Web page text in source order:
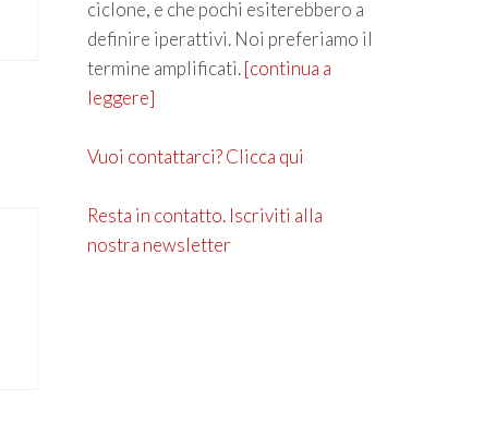
ciclone, e che pochi esiterebbero a
definire iperattivi. Noi preferiamo il
termine amplificati.[continua a
leggere]
Vuoi contattarci? Clicca qui
Resta in contatto. Iscriviti alla
nostra newsletter